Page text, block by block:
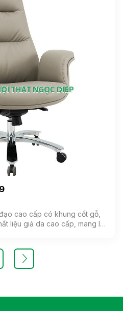
cao cấp có khung cốt gỗ,
liệu giả da cao cấp, mang lại
Sản phẩm nhập khẩu )
Ghế lãnh đạo cao cấp có